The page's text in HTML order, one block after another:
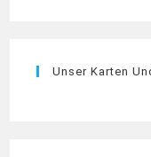
Unser Karten